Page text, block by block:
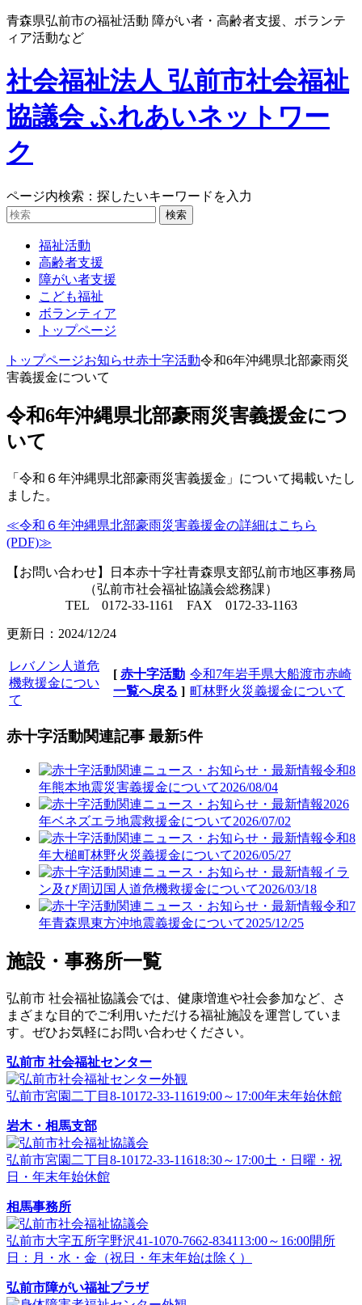
青森県弘前市の福祉活動 障がい者・高齢者支援、ボランテ
ィア活動など
社会福祉法人 弘前市社会福祉
協議会 ふれあいネットワー
ク
ページ内検索：探したいキーワードを入力
福祉活動
高齢者支援
障がい者支援
こども福祉
ボランティア
トップページ
トップページお知らせ赤十字活動令和6年沖縄県北部豪雨災
害義援金について
令和6年沖縄県北部豪雨災害義援金につ
いて
「令和６年沖縄県北部豪雨災害義援金」について掲載いたし
ました。
≪令和６年沖縄県北部豪雨災害義援金の詳細はこちら
(PDF)≫
【お問い合わせ】日本赤十字社青森県支部弘前市地区事務局
（弘前市社会福祉協議会総務課）
TEL 0172-33-1161 FAX 0172-33-1163
更新日：2024/12/24
レバノン人道危
機救援金につい
て
[ 赤十字活動
一覧へ戻る ]
令和7年岩手県大船渡市赤崎
町林野火災義援金について
赤十字活動関連記事 最新5件
令和8
年熊本地震災害義援金について2026/08/04
2026
年ベネズエラ地震救援金について2026/07/02
令和8
年大槌町林野火災義援金について2026/05/27
イラ
ン及び周辺国人道危機救援金について2026/03/18
令和7
年青森県東方沖地震義援金について2025/12/25
施設・事務所一覧
弘前市 社会福祉協議会では、健康増進や社会参加など、さ
まざまな目的でご利用いただける福祉施設を運営していま
す。ぜひお気軽にお問い合わせください。
弘前市 社会福祉センター
弘前市宮園二丁目8-10172-33-11619:00～17:00年末年始休館
岩木・相馬支部
弘前市宮園二丁目8-10172-33-11618:30～17:00土・日曜・祝
日・年末年始休館
相馬事務所
弘前市大字五所字野沢41-1070-7662-8341 13:00～16:00開所
日：月・水・金（祝日・年末年始は除く）
弘前市障がい福祉プラザ